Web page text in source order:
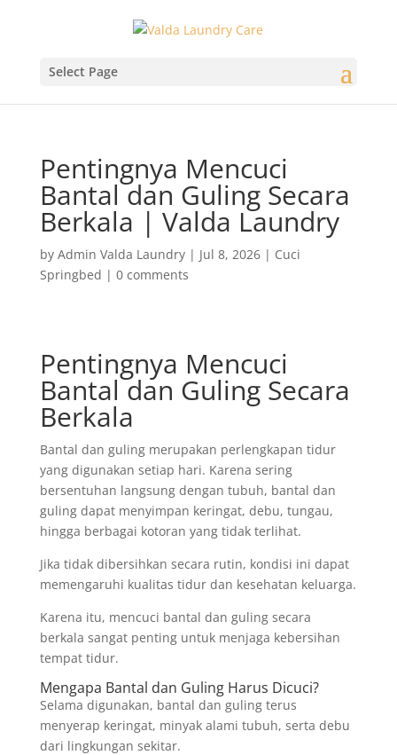
Select Page
Pentingnya Mencuci
Bantal dan Guling Secara
Berkala | Valda Laundry
by Admin Valda Laundry| Jul 8, 2026| Cuci
Springbed | 0 comments
Pentingnya Mencuci
Bantal dan Guling Secara
Berkala
Bantal dan guling merupakan perlengkapan tidur
yang digunakan setiap hari. Karena sering
bersentuhan langsung dengan tubuh, bantal dan
guling dapat menyimpan keringat, debu, tungau,
hingga berbagai kotoran yang tidak terlihat.
Jika tidak dibersihkan secara rutin, kondisi ini dapat
memengaruhi kualitas tidur dan kesehatan keluarga.
Karena itu, mencuci bantal dan guling secara
berkala sangat penting untuk menjaga kebersihan
tempat tidur.
Mengapa Bantal dan Guling Harus Dicuci?
Selama digunakan, bantal dan guling terus
menyerap keringat, minyak alami tubuh, serta debu
dari lingkungan sekitar.